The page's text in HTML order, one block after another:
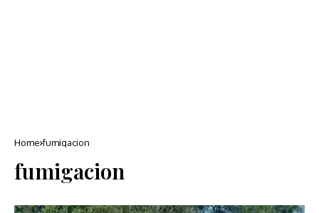
Home fumigacion
fumigacion